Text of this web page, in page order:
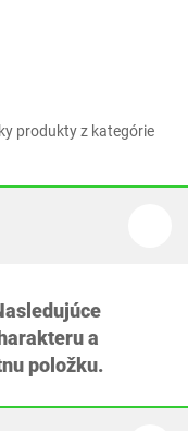
produkty z kategórie
a
položku.